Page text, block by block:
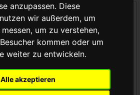
anzupassen. Diese
wir außerdem, um
um zu verstehen,
kommen oder um
weiter zu entwickeln.
Alle akzeptieren